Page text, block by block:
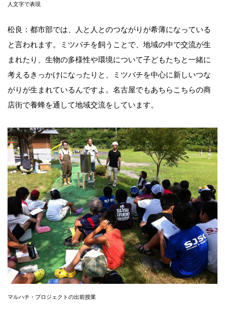
人文字で表現
松良：都市部では、人と人とのつながりが希薄になっている
と言われます。ミツバチを飼うことで、地域の中で交流が生
まれたり、生物の多様性や環境について子どもたちと一緒に
考えるきっかけになったりと、ミツバチを中心に新しいつな
がりが生まれているんですよ。名古屋でもあちらこちらの商
店街で養蜂を通して地域交流をしています。
マルハチ・プロジェクトの出前授業